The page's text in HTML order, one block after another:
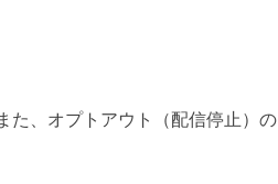
た、オプトアウト（配信停止）の